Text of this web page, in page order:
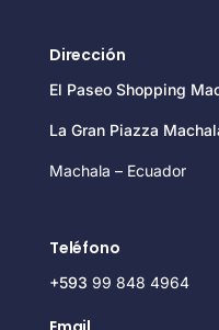
Dirección
El Paseo Shopping
La Gran Piazza
Machala – Ecuador
Teléfono
+593 99 848 4964